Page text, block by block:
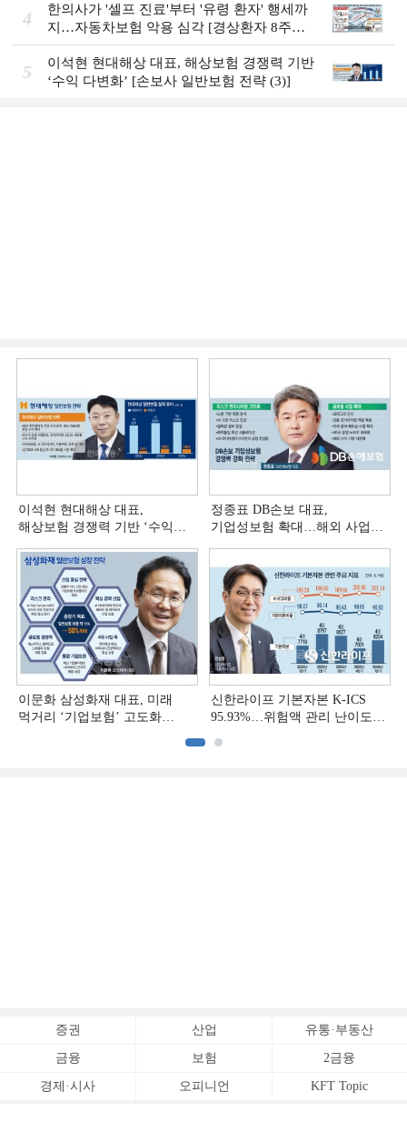
4
한의사가 '셀프 진료'부터 '유령 환자' 행세까
지…자동차보험 악용 심각 [경상환자 8주룰
도입 초읽기]
5
이석현 현대해상 대표, 해상보험 경쟁력 기반
‘수익 다변화ʼ [손보사 일반보험 전략 (3)]
이석현 현대해상 대표,
해상보험 경쟁력 기반 ‘수익
(3)]
정종표 DB손보 대표,
기업성보험 확대…해외 사업
이문화 삼성화재 대표, 미래
먹거리 ‘기업보험’ 고도화
신한라이프 기본자본 K-ICS
95.93%…위험액 관리 난이도
증권 산업 유통·부동산
금융 보험 2금융
경제·시사 오피니언 KFT Topic